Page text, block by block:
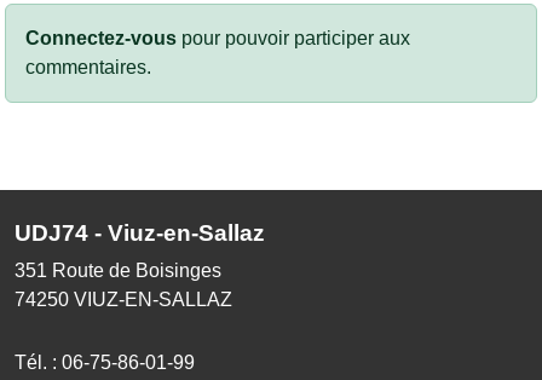
Connectez-vous pour pouvoir participer aux
commentaires.
UDJ74 - Viuz-en-Sallaz
351 Route de Boisinges
74250 VIUZ-EN-SALLAZ
Tél. : 06-75-86-01-99